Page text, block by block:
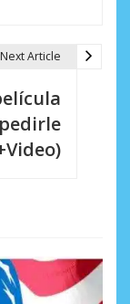
Next Article